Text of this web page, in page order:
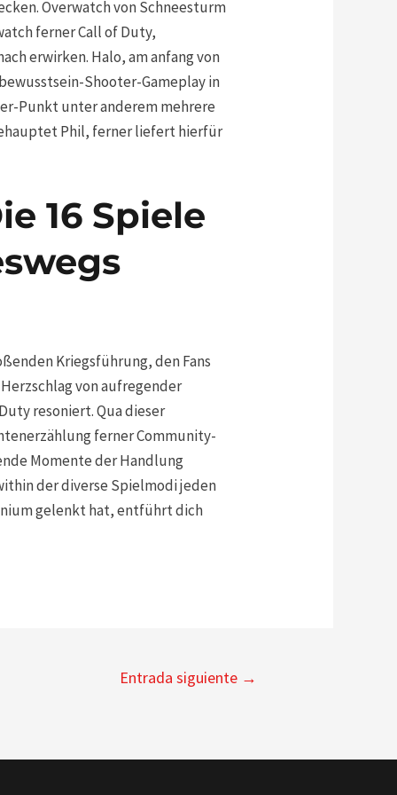
Overwatch von Schneesturm
ferner Call of Duty,
erwirken. Halo, am anfang von
Shooter-Gameplay in
Punkt unter anderem mehrere
Phil, ferner liefert hierfür
16 Spiele
Kriegsführung, den Fans
von aufregender
resoniert. Qua dieser
ferner Community-
Momente der Handlung
der diverse Spielmodi jeden
gelenkt hat, entführt dich
Entrada siguiente →